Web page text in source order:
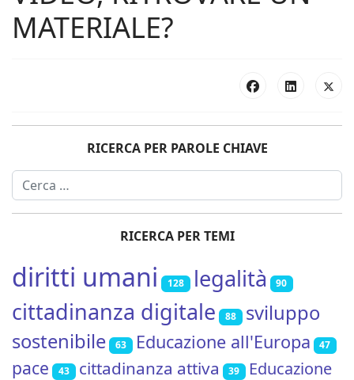
MATERIALE?
RICERCA PER PAROLE CHIAVE
Cerca
RICERCA PER TEMI
diritti umani 128 legalità 90
cittadinanza digitale 88
sviluppo
sostenibile
63 Educazione all'Europa 47
pace 43 cittadinanza attiva 39
Educazione